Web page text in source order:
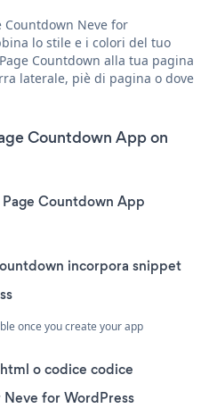
Countdown Neve for
lo stile e i colori del tuo
Countdown alla tua pagina
laterale, piè di pagina o dove
Countdown App on
Countdown App
incorpora snippet
once you create your app
o codice codice
for WordPress